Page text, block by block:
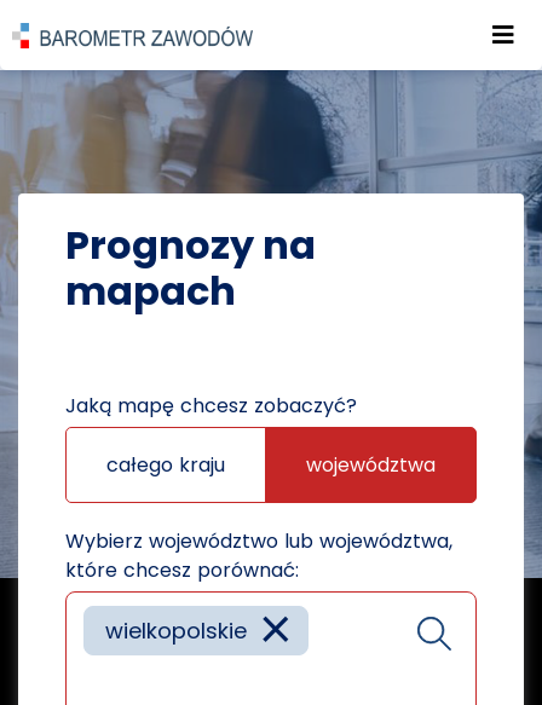
POWRÓT DO STRONY GŁÓWNEJ
PROGNOZY PROGNOZY NA MAPACH
Prognozy na
mapach
Jaką mapę chcesz zobaczyć?
całego kraju województwa
Wybierz województwo lub województwa,
które chcesz porównać:
×
wielkopolskie